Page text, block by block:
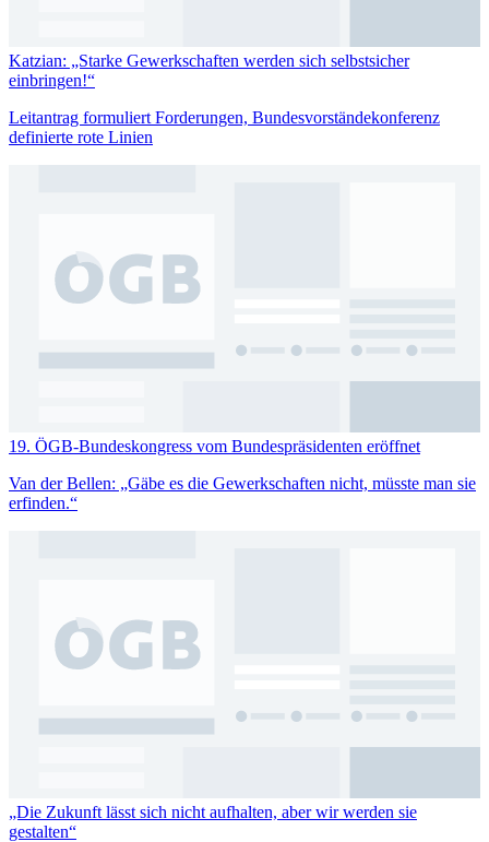
Katzian: „Starke Gewerkschaften werden sich selbstsicher
einbringen!“
Leitantrag formuliert Forderungen, Bundesvorständekonferenz
definierte rote Linien
19. ÖGB-Bundeskongress vom Bundespräsidenten eröffnet
Van der Bellen: „Gäbe es die Gewerkschaften nicht, müsste man sie
erfinden.“
„Die Zukunft lässt sich nicht aufhalten, aber wir werden sie
gestalten“